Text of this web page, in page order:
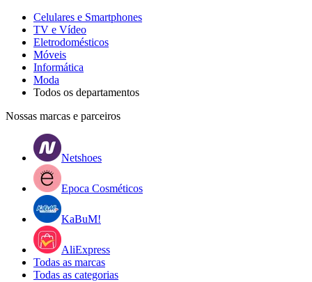
Celulares e Smartphones
TV e Vídeo
Eletrodomésticos
Móveis
Informática
Moda
Todos os departamentos
Nossas marcas e parceiros
Netshoes
Epoca Cosméticos
KaBuM!
AliExpress
Todas as marcas
Todas as categorias